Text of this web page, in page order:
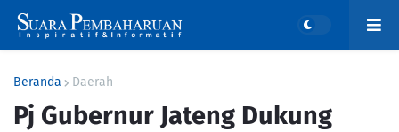
Beranda Daerah
Pj Gubernur Jateng Dukung